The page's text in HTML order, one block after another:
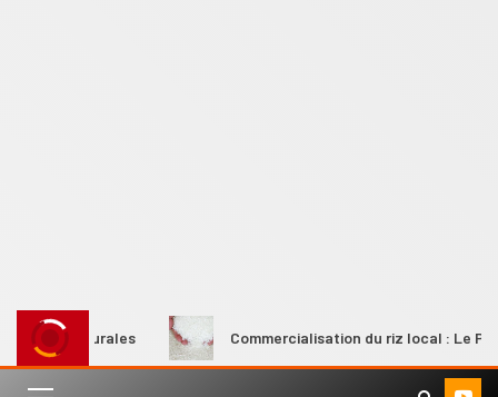
rurales Commercialisation du riz local : Le Premier